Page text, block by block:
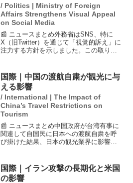
/ Politics | Ministry of Foreign
Affairs Strengthens Visual Appeal
on Social Media
📰 ニュースまとめ外務省はSNS、特に
X（旧Twitter）を通じて「視覚的訴え」に
注力する方針を示しました。この取り組
ランシスコ条約についての批判を受けて
のものです。...
国際｜中国の渡航自粛が観光に与
える影響
/ International | The Impact of
China’s Travel Restrictions on
Tourism
📰 ニュースまとめ中国政府が台湾有事に
関連して自国民に日本への渡航自粛を呼
び掛けた結果、日本の観光業界に影響が
影響が大きいとされています。しかし、
現時点では日本人客が訪...
国際｜イラン攻撃の長期化と米国
の影響